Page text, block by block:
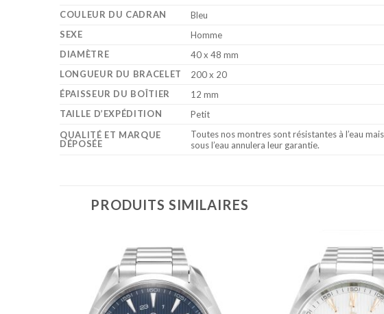
COULEUR DU CADRAN
Bleu
SEXE
Homme
DIAMÈTRE
40 x 48 mm
LONGUEUR DU BRACELET
200 x 20
ÉPAISSEUR DU BOÎTIER
12 mm
TAILLE D’EXPÉDITION
Petit
QUALITÉ ET MARQUE
DÉPOSÉE
Toutes nos montres sont résistantes à l’eau
sous l’eau annulera leur garantie.
PRODUITS SIMILAIRES